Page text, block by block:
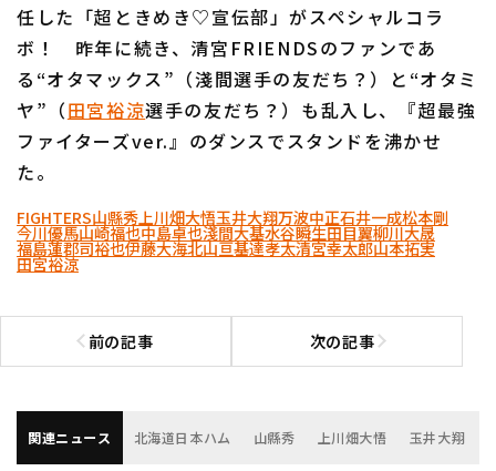
任した「超ときめき♡宣伝部」がスペシャルコラ
ボ！ 昨年に続き、清宮FRIENDSのファンであ
る“オタマックス”（淺間選手の友だち？）と“オタミ
ヤ”（田宮裕涼選手の友だち？）も乱入し、『超最強
ファイターズver.』のダンスでスタンドを沸かせ
た。
FIGHTERS山縣秀 上川畑大悟玉井大翔万波中正石井一成松本剛
今川優馬山崎福也中島卓也淺間大基水谷瞬生田目翼柳川大晟
福島蓮郡司裕也伊藤大海北山亘基達孝太清宮幸太郎山本拓実
田宮裕涼
前の記事
前の記事へ 次の記事次の記事へ
関連ニュース 北海道日本ハム 山縣秀 上川畑大悟 玉井大翔